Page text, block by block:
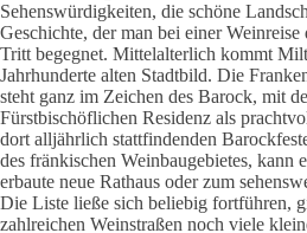
Sehenswürdigkeiten, die schöne
Geschichte, der man bei einer
Tritt begegnet. Mittelalterlich kommt
Jahrhunderte alten Stadtbild. Die
steht ganz im Zeichen des Barock, mit
Fürstbischöflichen Residenz als
dort alljährlich stattfindenden
des fränkischen Weinbaugebietes, kann
erbaute neue Rathaus oder zum
Die Liste ließe sich beliebig fortführen,
zahlreichen Weinstraßen noch viele